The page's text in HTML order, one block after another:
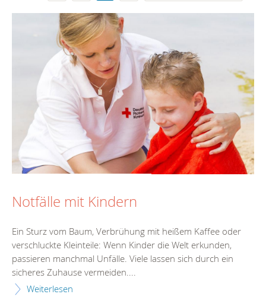
Notfälle mit Kindern
Ein Sturz vom Baum, Verbrühung mit heißem Kaffee oder
verschluckte Kleinteile: Wenn Kinder die Welt erkunden,
passieren manchmal Unfälle. Viele lassen sich durch ein
sicheres Zuhause vermeiden....
Weiterlesen